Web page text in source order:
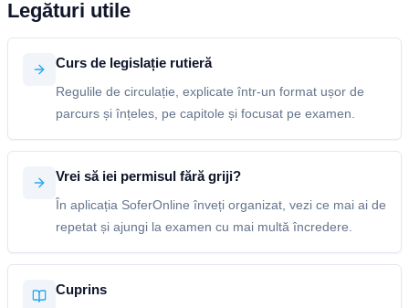
Legături utile
Curs de legislație rutieră
Regulile de circulație, explicate într-un format ușor de
parcurs și înțeles, pe capitole și focusat pe examen.
Vrei să iei permisul fără griji?
În aplicația SoferOnline înveți organizat, vezi ce mai ai de
repetat și ajungi la examen cu mai multă încredere.
Cuprins